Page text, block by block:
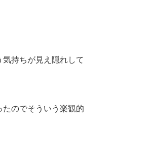
持ちが見え隠れして
のでそういう楽観的